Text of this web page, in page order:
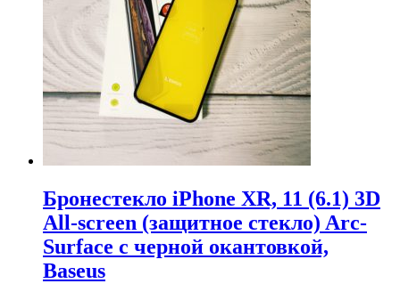
Бронестекло iPhone XR, 11 (6.1) 3D
All-screen (защитное стекло) Arc-
Surface с черной окантовкой,
Baseus